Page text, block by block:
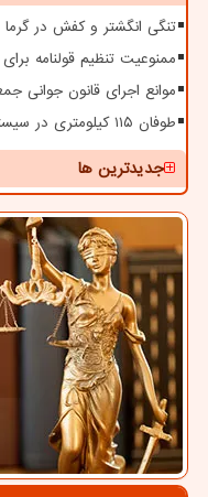
تنگی انگشتر و کفش در
ممنوعیت تنظیم قولنامه
موانع اجرای قانون جوانی
طوفان ۱۱۵ کیلومتری در سیستان
جدیدترین ها